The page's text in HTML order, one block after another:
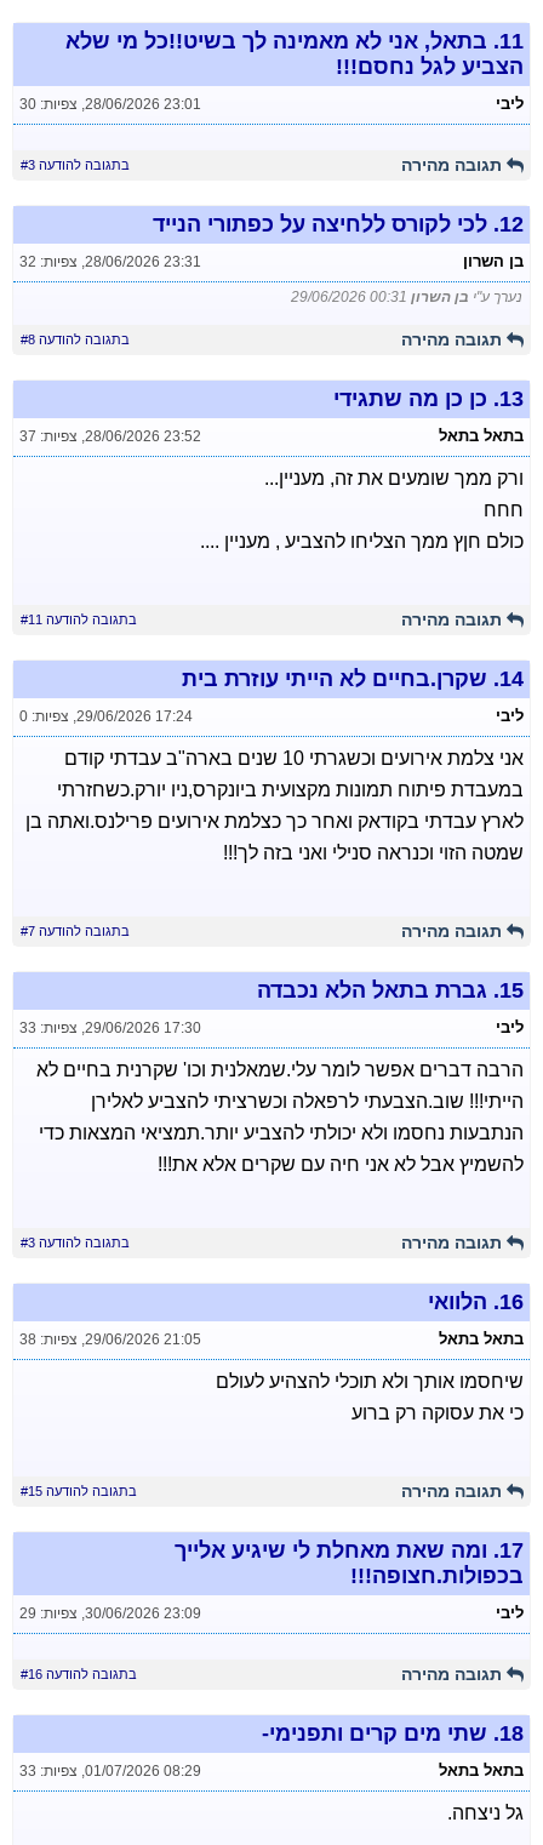
11. בתאל, אני לא מאמינה לך בשיט!!כל מי שלא
הצביע לגל נחסם!!!
ליבי 28/06/2026 23:01
, צפיות: 30
תגובה מהירה בתגובה להודעה #3
12. לכי לקורס ללחיצה על כפתורי הנייד
בן השרון 28/06/2026 23:31
, צפיות: 32
נערך ע"י בן השרון 29/06/2026 00:31
תגובה מהירה בתגובה להודעה #8
13. כן כן מה שתגידי
בתאל בתאל 28/06/2026 23:52
, צפיות: 37
ורק ממך שומעים את זה, מעניין...
חחח
כולם חןץ ממך הצליחו להצביע , מעניין ....
תגובה מהירה בתגובה להודעה #11
14. שקרן.בחיים לא הייתי עוזרת בית
ליבי 29/06/2026 17:24
, צפיות: 0
אני צלמת אירועים וכשגרתי 10 שנים בארה"ב עבדתי קודם
במעבדת פיתוח תמונות מקצועית ביונקרס,ניו יורק.כשחזרתי
לארץ עבדתי בקודאק ואחר כך כצלמת אירועים פרילנס.ואתה בן
שמטה הזוי וכנראה סנילי ואני בזה לך!!!
תגובה מהירה בתגובה להודעה #7
15. גברת בתאל הלא נכבדה
ליבי 29/06/2026 17:30
, צפיות: 33
הרבה דברים אפשר לומר עלי.שמאלנית וכו' שקרנית בחיים לא
הייתי!!! שוב.הצבעתי לרפאלה וכשרציתי להצביע לאלירן
הנתבעות נחסמו ולא יכולתי להצביע יותר.תמציאי המצאות כדי
להשמיץ אבל לא אני חיה עם שקרים אלא את!!!
תגובה מהירה בתגובה להודעה #3
16. הלוואי
בתאל בתאל 29/06/2026 21:05
, צפיות: 38
שיחסמו אותך ולא תוכלי להצהיע לעולם
כי את עסוקה רק ברוע
תגובה מהירה בתגובה להודעה #15
17. ומה שאת מאחלת לי שיגיע אלייך
בכפולות.חצופה!!!
ליבי 30/06/2026 23:09
, צפיות: 29
תגובה מהירה בתגובה להודעה #16
18. שתי מים קרים ותפנימי-
בתאל בתאל 01/07/2026 08:29
, צפיות: 33
גל ניצחה.